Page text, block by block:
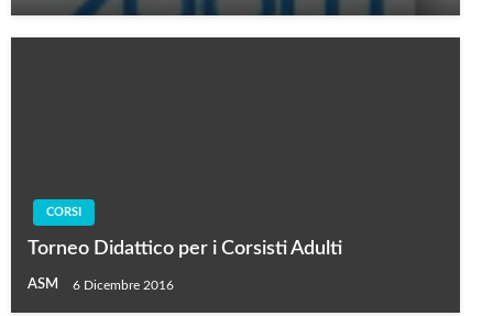
CORSI
Torneo Didattico per i Corsisti Adulti
ASM 6 Dicembre 2016